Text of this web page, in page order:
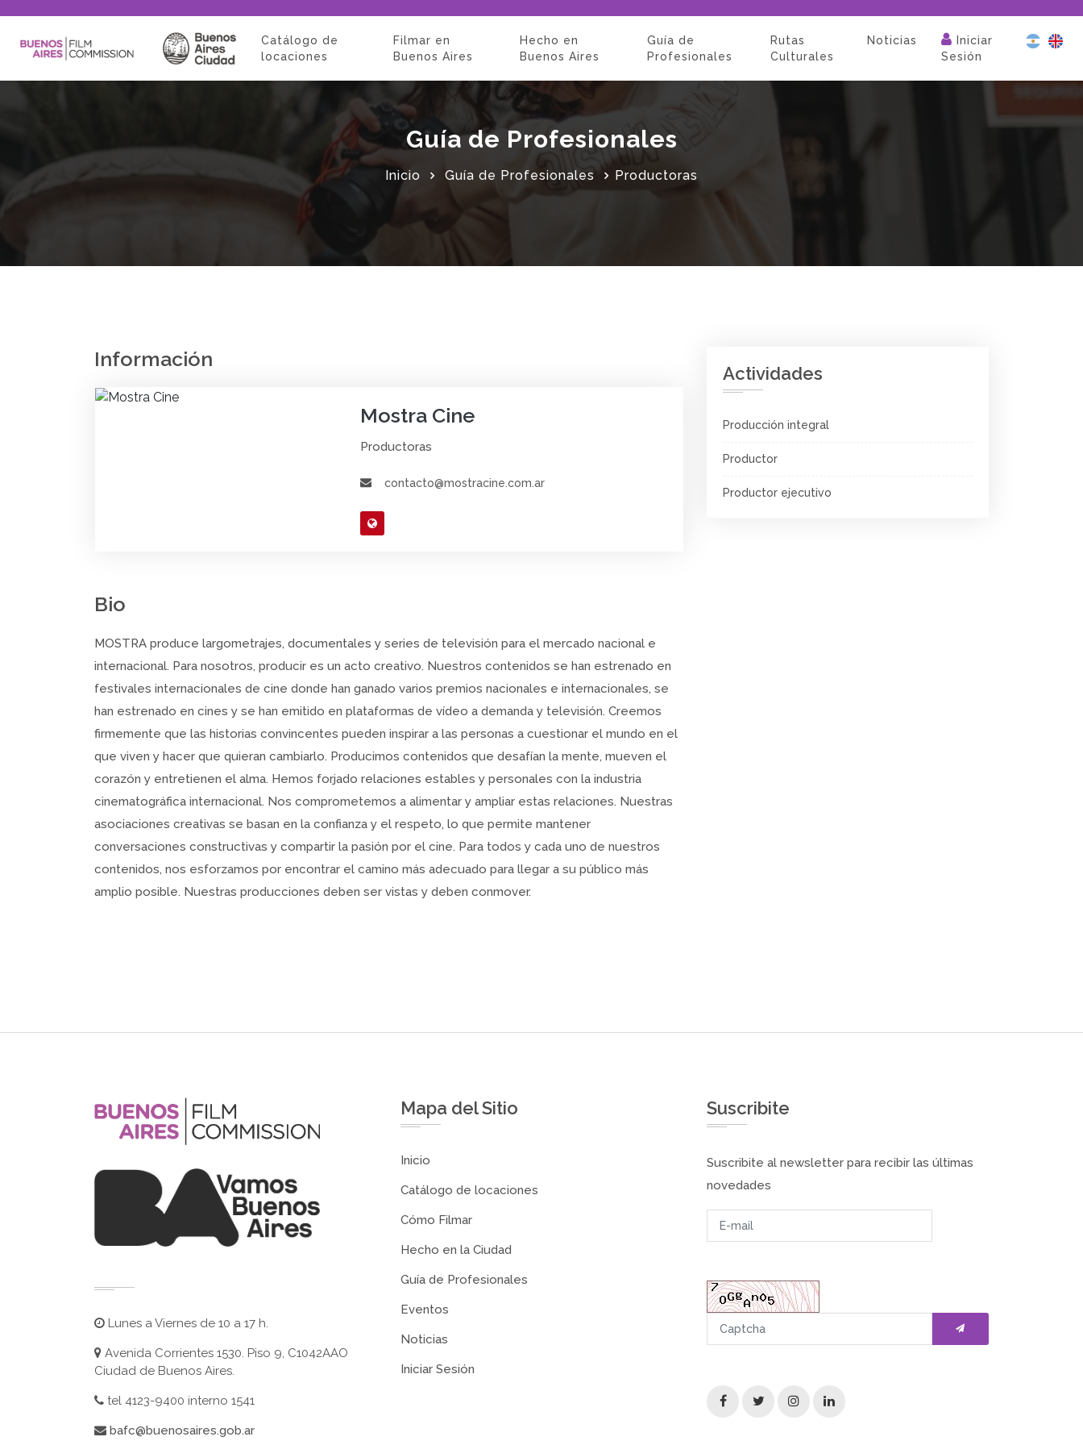
Catálogo de
locaciones
Filmar en
Buenos Aires
Hecho en
Buenos Aires
Guía de
Profesionales
Rutas
Culturales
Noticias
Iniciar
Sesión
Guía de Profesionales
Inicio Guía de Profesionales Productoras
Información
Mostra Cine
Productoras
contacto@mostracine.com.ar
Bio
MOSTRA produce largometrajes, documentales y series de televisión para el mercado nacional e
internacional. Para nosotros, producir es un acto creativo. Nuestros contenidos se han estrenado en
festivales internacionales de cine donde han ganado varios premios nacionales e internacionales, se
han estrenado en cines y se han emitido en plataformas de vídeo a demanda y televisión. Creemos
firmemente que las historias convincentes pueden inspirar a las personas a cuestionar el mundo en el
que viven y hacer que quieran cambiarlo. Producimos contenidos que desafían la mente, mueven el
corazón y entretienen el alma. Hemos forjado relaciones estables y personales con la industria
cinematográfica internacional. Nos comprometemos a alimentar y ampliar estas relaciones. Nuestras
asociaciones creativas se basan en la confianza y el respeto, lo que permite mantener
conversaciones constructivas y compartir la pasión por el cine. Para todos y cada uno de nuestros
contenidos, nos esforzamos por encontrar el camino más adecuado para llegar a su público más
amplio posible. Nuestras producciones deben ser vistas y deben conmover.
Actividades
Producción integral
Productor
Productor ejecutivo
Lunes a Viernes de 10 a 17 h.
Avenida Corrientes 1530. Piso 9, C1042AAO
Ciudad de Buenos Aires.
tel 4123-9400 interno 1541
bafc@buenosaires.gob.ar
Mapa del Sitio
Inicio
Catálogo de locaciones
Cómo Filmar
Hecho en la Ciudad
Guía de Profesionales
Eventos
Noticias
Iniciar Sesión
Suscribite
Suscribite al newsletter para recibir las últimas
novedades